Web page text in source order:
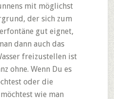
mit möglichst
der sich zum
gut eignet,
dann auch das
freizustellen ist
ohne. Wenn Du es
oder die
wie man